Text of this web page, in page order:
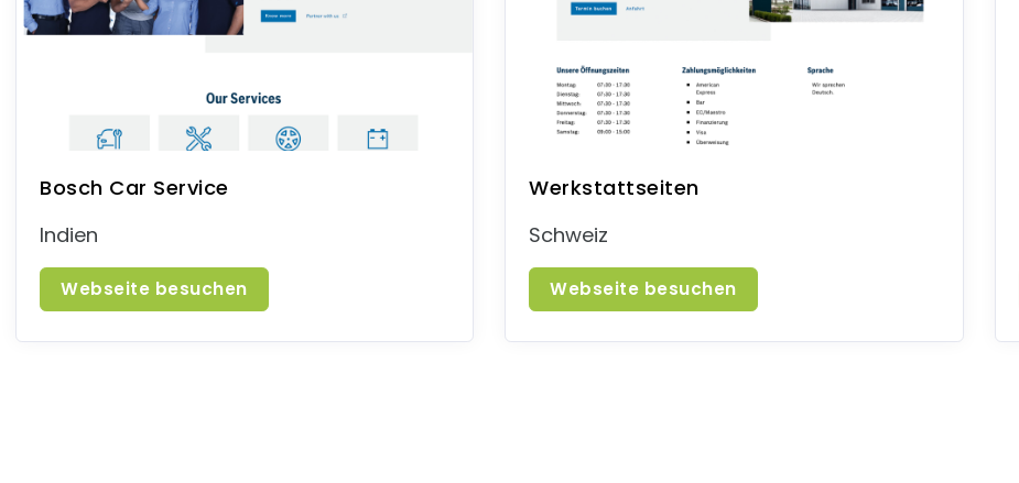
Bosch Car Service
Indien
Webseite besuchen
Werkstattseiten
Schweiz
Webseite besuchen